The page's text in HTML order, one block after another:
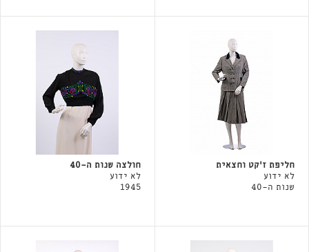
חליפת ז'קט וחצאית
לא ידוע
שנות ה-40
חולצה שנות ה-40
לא ידוע
1945